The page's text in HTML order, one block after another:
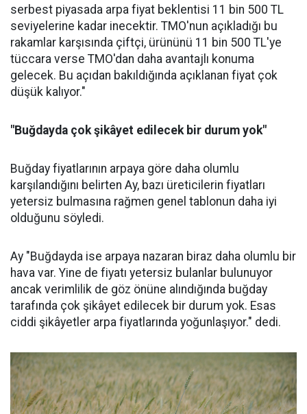
serbest piyasada arpa fiyat beklentisi 11 bin 500 TL
seviyelerine kadar inecektir. TMO'nun açıkladığı bu
rakamlar karşısında çiftçi, ürününü 11 bin 500 TL'ye
tüccara verse TMO'dan daha avantajlı konuma
gelecek. Bu açıdan bakıldığında açıklanan fiyat çok
düşük kalıyor."
"Buğdayda çok şikâyet edilecek bir durum yok"
Buğday fiyatlarının arpaya göre daha olumlu
karşılandığını belirten Ay, bazı üreticilerin fiyatları
yetersiz bulmasına rağmen genel tablonun daha iyi
olduğunu söyledi.
Ay "Buğdayda ise arpaya nazaran biraz daha olumlu bir
hava var. Yine de fiyatı yetersiz bulanlar bulunuyor
ancak verimlilik de göz önüne alındığında buğday
tarafında çok şikâyet edilecek bir durum yok. Esas
ciddi şikâyetler arpa fiyatlarında yoğunlaşıyor." dedi.